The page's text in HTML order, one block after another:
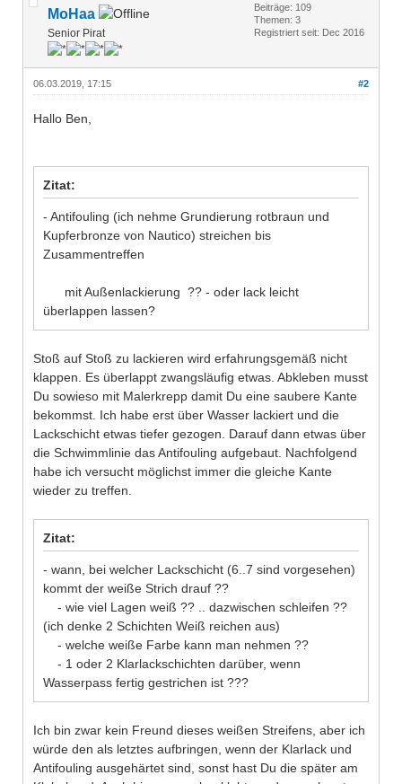
MoHaa
Senior Pirat
Beiträge: 109
Themen: 3
Registriert seit: Dec 2016
#2
06.03.2019, 17:15
Hallo Ben,
Zitat:
- Antifouling (ich nehme Grundierung rotbraun und
Kupferbronze von Nautico) streichen bis
Zusammentreffen
mit Außenlackierung ?? - oder lack leicht
überlappen lassen?
Stoß auf Stoß zu lackieren wird erfahrungsgemäß nicht
klappen. Es überlappt zwangsläufig etwas. Abkleben musst
Du sowieso mit Malerkrepp damit Du eine saubere Kante
bekommst. Ich habe erst über Wasser lackiert und die
Lackschicht etwas tiefer gezogen. Darauf dann etwas über
die Schwimmlinie das Antifouling aufgebaut. Nachfolgend
habe ich versucht möglichst immer die gleiche Kante
wieder zu treffen.
Zitat:
- wann, bei welcher Lackschicht (6..7 sind vorgesehen)
kommt der weiße Strich drauf ??
- wie viel Lagen weiß ?? .. dazwischen schleifen ??
(ich denke 2 Schichten Weiß reichen aus)
- welche weiße Farbe kann man nehmen ??
- 1 oder 2 Klarlackschichten darüber, wenn
Wasserpass fertig gestrichen ist ???
Ich bin zwar kein Freund dieses weißen Streifens, aber ich
würde den als letztes aufbringen, wenn der Klarlack und
Antifouling ausgehärtet sind, sonst hast Du die später am